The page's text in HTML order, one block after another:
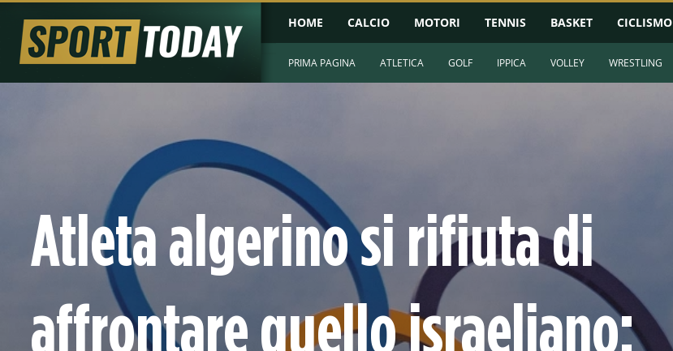
HOME CALCIO MOTORI TENNIS BASKET CICLISMO
PRIMA PAGINA ATLETICA GOLF IPPICA VOLLEY WRESTLING
Atleta algerino si rifiuta di
affrontare quello israeliano: